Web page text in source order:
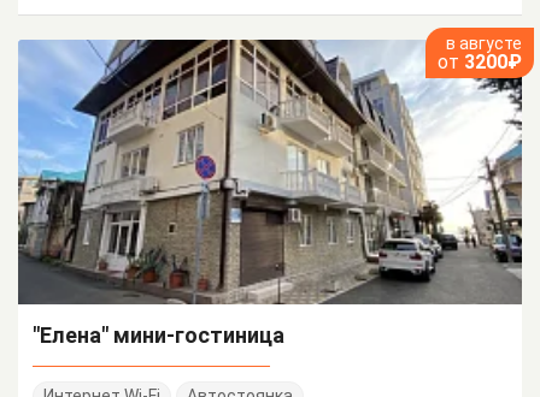
в августе
от 3200₽
"Елена" мини-гостиница